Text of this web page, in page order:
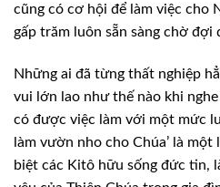
cũng có cơ hội để làm việc cho
gấp trăm luôn sẵn sàng chờ đợi
Những ai đã từng thất nghiệp
vui lớn lao như thế nào khi
có được việc làm với một mức
làm vườn nho cho Chúa’ là
biệt các Kitô hữu sống đức tin,